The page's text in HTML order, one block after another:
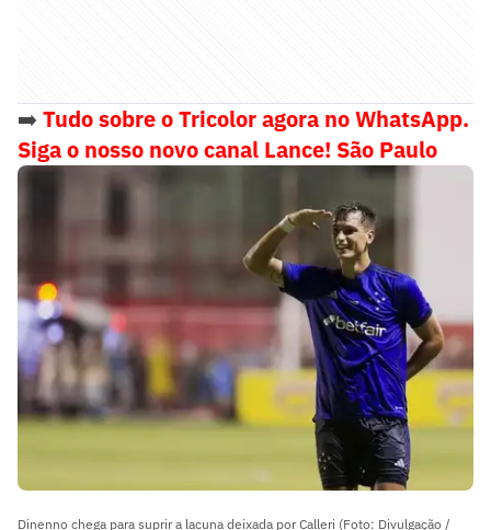
➡️ Tudo sobre o Tricolor agora no WhatsApp.
Siga o nosso novo canal Lance! São Paulo
Dinenno chega para suprir a lacuna deixada por Calleri (Foto: Divulgação /